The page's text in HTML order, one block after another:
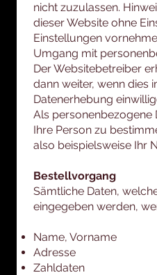
nicht zuzulassen.
dieser Website ohne
Einstellungen
Umgang mit
Der Websitebetreiber
dann weiter, wenn dies
Datenerhebung
Als personenbezogene
Ihre Person zu
also beispielsweise Ihr
Bestellvorgang
Sämtliche Daten,
eingegeben werden,
Name, Vorname
Adresse
Zahldaten